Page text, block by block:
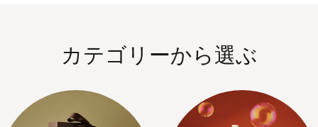
カテゴリーから選ぶ